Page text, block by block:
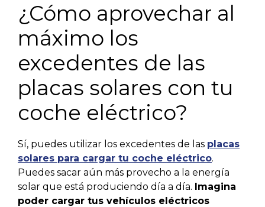
¿Cómo aprovechar al
máximo los
excedentes de las
placas solares con tu
coche eléctrico?
Sí, puedes utilizar los excedentes de las placas
solares para cargar tu coche eléctrico.
Puedes sacar aún más provecho a la energía
solar que está produciendo día a día. Imagina
poder cargar tus vehículos eléctricos